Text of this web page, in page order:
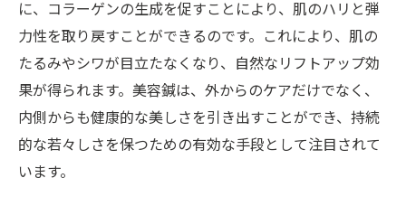
香川県丸亀市でのリラックスできる美容鍼
体験
ストレス解消に役立つ美容鍼の技法
鍼灸院の専門技術による深いリラクゼーシ
ョン
に、コラーゲンの生成を促すことにより、肌のハリと弾
力性を取り戻すことができるのです。これにより、肌の
たるみやシワが目立たなくなり、自然なリフトアップ効
果が得られます。美容鍼は、外からのケアだけでなく、
内側からも健康的な美しさを引き出すことができ、持続
的な若々しさを保つための有効な手段として注目されて
います。